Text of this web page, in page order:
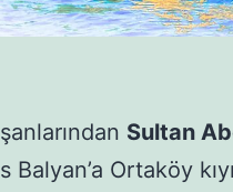
Sultan
Ortaköy